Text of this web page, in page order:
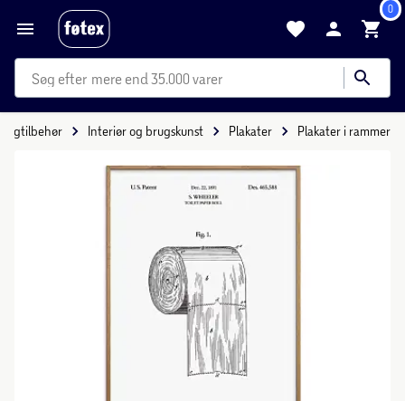
0
mere end 35.000 varer
Interiør og brugskunst Plakater Plakater i rammer